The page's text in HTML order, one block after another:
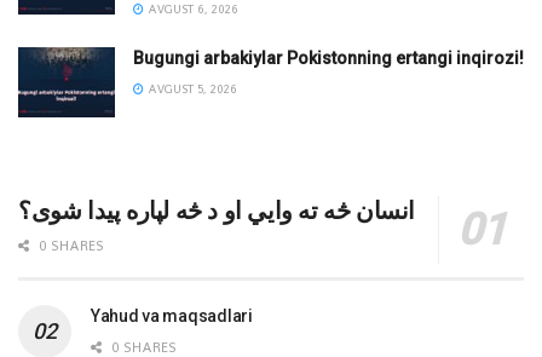
AVGUST 6, 2026
Bugungi arbakiylar Pokistonning ertangi inqirozi!
AVGUST 5, 2026
انسان څه ته وایي او د څه لپاره پیدا شوی؟
0 SHARES
Yahud va maqsadlari
0 SHARES